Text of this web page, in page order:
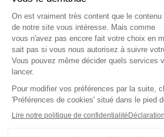
Découvrez le portrait de